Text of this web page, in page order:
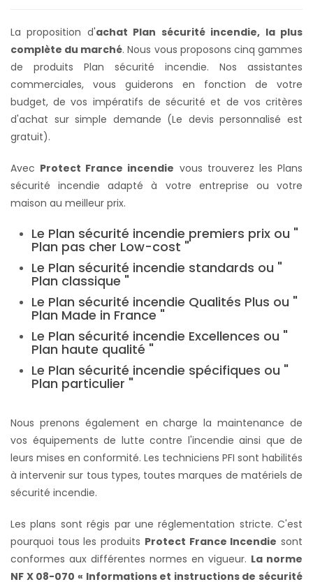
La proposition d'achat Plan sécurité incendie, la plus
complète du marché. Nous vous proposons cinq gammes
de produits Plan sécurité incendie. Nos assistantes
commerciales, vous guiderons en fonction de votre
budget, de vos impératifs de sécurité et de vos critères
d'achat sur simple demande (Le devis personnalisé est
gratuit).
Avec Protect France incendie vous trouverez les Plans
sécurité incendie adapté à votre entreprise ou votre
maison au meilleur prix.
Le Plan sécurité incendie premiers prix ou "
Plan pas cher Low-cost "
Le Plan sécurité incendie standards ou "
Plan classique "
Le Plan sécurité incendie Qualités Plus ou "
Plan Made in France "
Le Plan sécurité incendie Excellences ou "
Plan haute qualité "
Le Plan sécurité incendie spécifiques ou "
Plan particulier "
Nous prenons également en charge la maintenance de
vos équipements de lutte contre l'incendie ainsi que de
leurs mises en conformité. Les techniciens PFI sont habilités
à intervenir sur tous types, toutes marques de matériels de
sécurité incendie.
Les plans sont régis par une réglementation stricte. C'est
pourquoi tous les produits Protect France Incendie sont
conformes aux différentes normes en vigueur. La norme
NF X 08-070 « Informations et instructions de sécurité